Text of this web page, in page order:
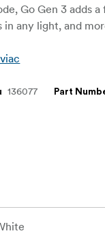
Go Gen 3 adds
in any light, and
136077 Part